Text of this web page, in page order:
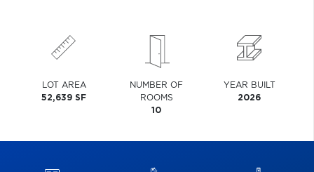
LOT AREA
52,639 SF
NUMBER OF
ROOMS
10
YEAR BUILT
2026